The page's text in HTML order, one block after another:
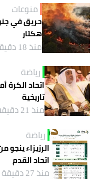
منوعات
هكتار
منذ 18 دقيقة
رياضة
اتحاد الكرة
تاريخية
منذ 21 دقيقة
رياضة
اتحاد القدم
منذ 27 دقيقة